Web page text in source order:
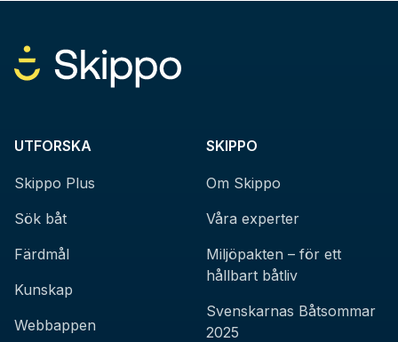
UTFORSKA
Skippo Plus
Sök båt
Färdmål
Kunskap
Webbappen
SKIPPO
Om Skippo
Våra experter
Miljöpakten – för ett
hållbart båtliv
Svenskarnas Båtsommar
2025